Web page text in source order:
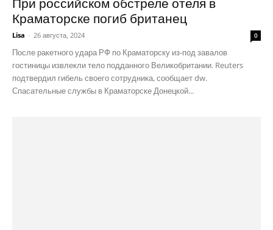
При российском обстреле отеля в
Краматорске погиб британец
Lisa - 26 августа, 2024 0
После ракетного удара РФ по Краматорску из-под завалов
гостиницы извлекли тело подданного Великобритании. Reuters
подтвердил гибель своего сотрудника, сообщает dw.
Спасательные службы в Краматорске Донецкой...